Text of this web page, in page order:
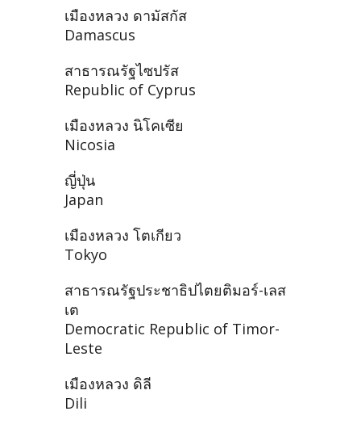
เมืองหลวง ดามัสกัส
Damascus
สาธารณรัฐไซปรัส
Republic of Cyprus
เมืองหลวง นิโคเซีย
Nicosia
ญี่ปุ่น
Japan
เมืองหลวง โตเกียว
Tokyo
สาธารณรัฐประชาธิปไตยติมอร์-เลส
เต
Democratic Republic of Timor-
Leste
เมืองหลวง ดิลี
Dili